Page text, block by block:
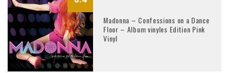
Madonna – Confessions on a Dance
Floor – Album vinyles Edition Pink
Vinyl